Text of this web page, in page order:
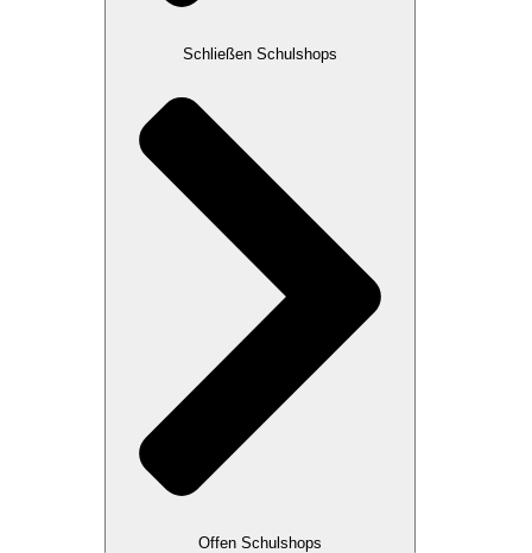
Schließen Schulshops
Offen Schulshops